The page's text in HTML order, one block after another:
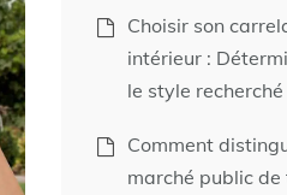
Choisir son
intérieur :
le style recherché
Comment
marché public